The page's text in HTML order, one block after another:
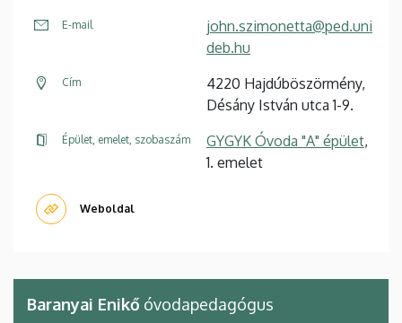
E-mail
john.szimonetta@ped.uni
deb.hu
Cím
4220 Hajdúböszörmény,
Désány István utca 1-9.
Épület, emelet, szobaszám GYGYK Óvoda "A" épület,
1. emelet
Weboldal
Baranyai Enikő óvodapedagógus